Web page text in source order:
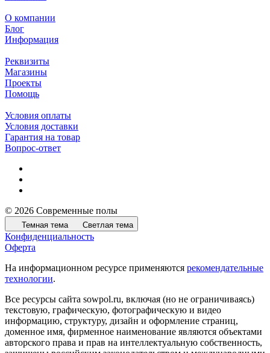
О компании
Блог
Информация
Реквизиты
Магазины
Проекты
Помощь
Условия оплаты
Условия доставки
Гарантия на товар
Вопрос-ответ
© 2026 Современные полы
Темная тема Светлая тема
Конфиденциальность
Оферта
На информационном ресурсе применяются рекомендательные
технологии.
Все ресурсы сайта sowpol.ru, включая (но не ограничиваясь)
текстовую, графическую, фотографическую и видео
информацию, структуру, дизайн и оформление страниц,
доменное имя, фирменное наименование являются объектами
авторского права и прав на интеллектуальную собственность,